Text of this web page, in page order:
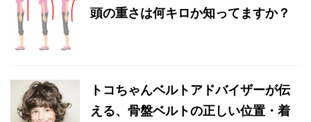
頭の重さは何キロか知ってますか？
トコちゃんベルトアドバイザーが伝
える、骨盤ベルトの正しい位置・着